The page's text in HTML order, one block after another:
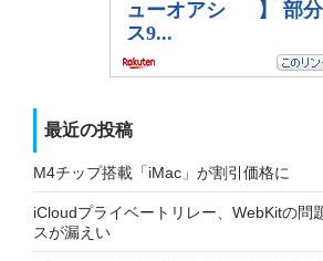
最近の投稿
M4チップ搭載「iMac」が割引価格に
iCloudプライベートリレー、WebKitの問
スが漏えい